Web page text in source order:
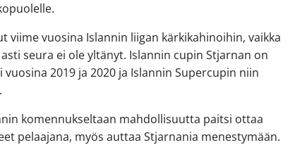
viime vuosina Islannin liigan kärkikahinoihin, vaikka
seura ei ole yltänyt. Islannin cupin Stjarnan on
2019 ja 2020 ja Islannin Supercupin niin
komennukseltaan mahdollisuutta paitsi ottaa
pelaajana, myös auttaa Stjarnania menestymään.